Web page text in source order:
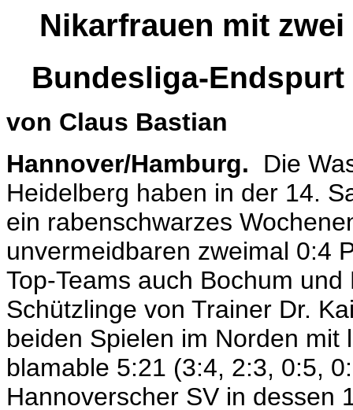
Nikarfrauen mit
Bundesliga-
von Claus Bastian
Hannover/Hamburg. Die
Heidelberg haben in der 14.
ein rabenschwarzes
unvermeidbaren zweimal 0:4
Top-Teams auch Bochum
Schützlinge von Trainer Dr.
beiden Spielen im Norden
blamable 5:21 (3:4, 2:3, 0:5,
Hannoverscher SV in dessen